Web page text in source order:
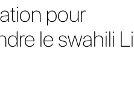
pour
le swahili